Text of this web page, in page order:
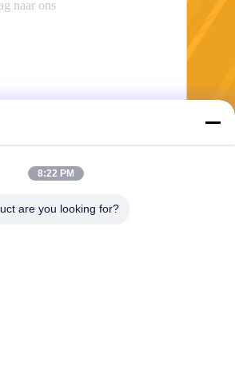
Stuur
8:22 PM
are you looking for?